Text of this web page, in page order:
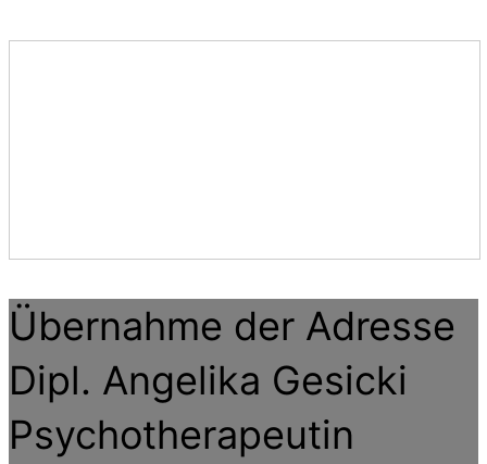
Übernahme der Adresse
Dipl. Angelika Gesicki
Psychotherapeutin